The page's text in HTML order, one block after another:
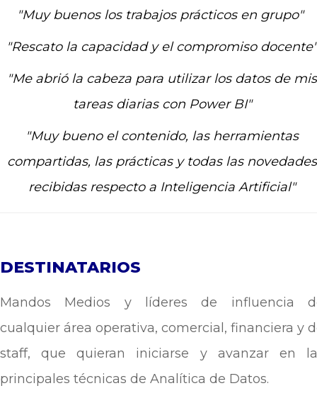
"Muy buenos los trabajos prácticos en grupo"
"Rescato la capacidad y el compromiso docente"
"Me abrió la cabeza para utilizar los datos de mis
tareas diarias con Power BI"
"Muy bueno el contenido, las herramientas
compartidas, las prácticas y todas las novedades
recibidas respecto a Inteligencia Artificial"
DESTINATARIOS
Mandos Medios y líderes de influencia
cualquier área operativa, comercial, financiera y
staff, que quieran iniciarse y avanzar en
principales técnicas de Analítica de Datos.